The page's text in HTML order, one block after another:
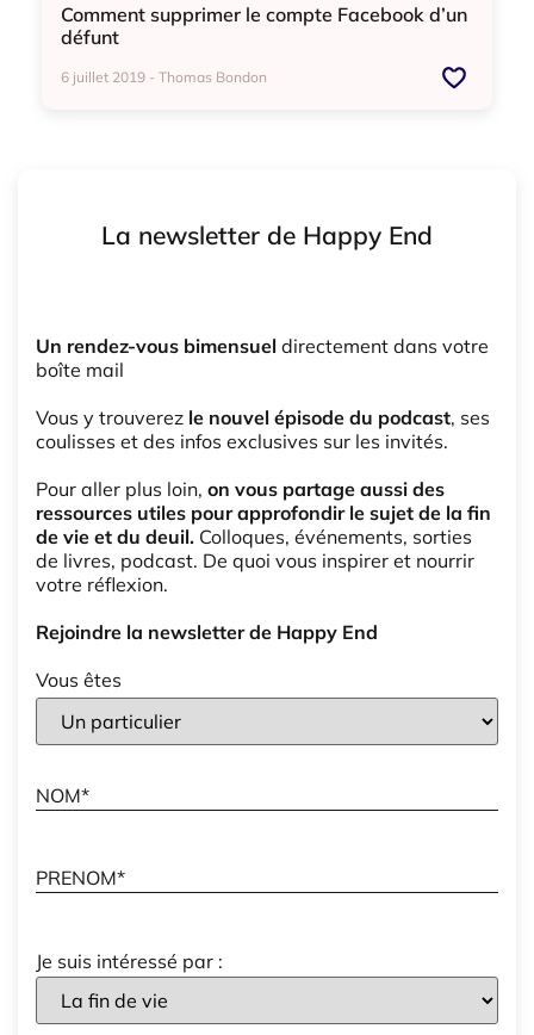
Comment supprimer le compte Facebook d’un
défunt
6 juillet 2019 - Thomas Bondon
La newsletter de Happy End
Un rendez-vous bimensuel directement dans votre
boîte mail
Vous y trouverez le nouvel épisode du podcast, ses
coulisses et des infos exclusives sur les invités.
Pour aller plus loin, on vous partage aussi des
ressources utiles pour approfondir le sujet de la fin
de vie et du deuil. Colloques, événements, sorties
de livres, podcast. De quoi vous inspirer et nourrir
votre réflexion.
Rejoindre la newsletter de Happy End
Vous êtes
Je suis intéressé par :